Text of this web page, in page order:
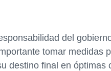
del
tomar medidas
destino final en óptimas